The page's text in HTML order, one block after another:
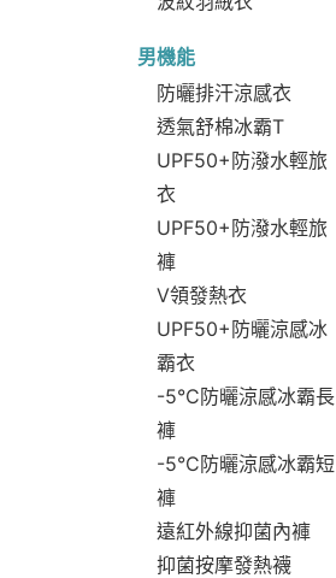
男機能
防曬排汗涼感衣
透氣舒棉冰霸T
UPF50+防潑水輕旅
衣
UPF50+防潑水輕旅
褲
V領發熱衣
UPF50+防曬涼感冰
霸衣
-5°C防曬涼感冰霸長
褲
-5°C防曬涼感冰霸短
褲
遠紅外線抑菌內褲
抑菌按摩發熱襪